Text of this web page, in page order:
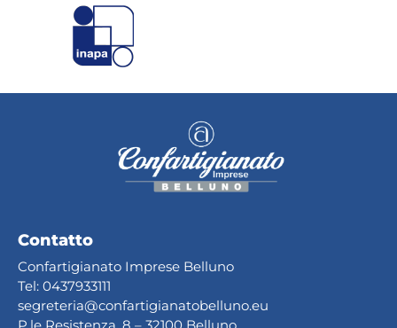
Contatto
Confartigianato Imprese Belluno
Tel: 0437933111
segreteria@confartigianatobelluno.eu
P.le Resistenza, 8 – 32100 Belluno